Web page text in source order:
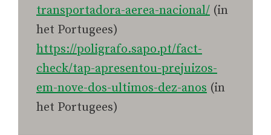
transportadora-aerea-nacional/ (in
het Portugees)
https://poligrafo.sapo.pt/fact-
check/tap-apresentou-prejuizos-
em-nove-dos-ultimos-dez-anos (in
het Portugees)